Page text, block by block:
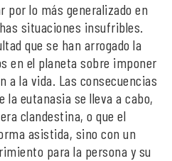
por lo más generalizado en
situaciones insufribles.
que se han arrogado la
en el planeta sobre imponer
a la vida. Las consecuencias
la eutanasia se lleva a cabo,
clandestina, o que el
asistida, sino con un
para la persona y su